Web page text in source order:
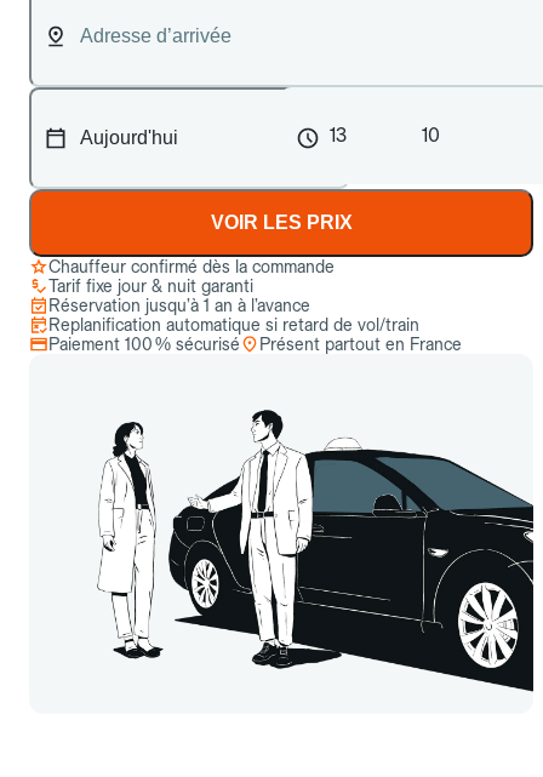
13 10
VOIR LES PRIX
Chauffeur confirmé dès la commande
Tarif fixe jour & nuit garanti
Réservation jusqu’à 1 an à l’avance
Replanification automatique si retard de vol/train
Paiement 100 % sécurisé
Présent partout en France